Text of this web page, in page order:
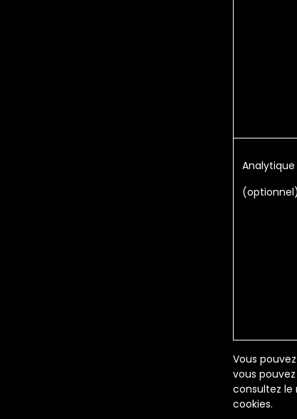
Analytique
(optionnel)
Vous
vous
consultez
cookies.